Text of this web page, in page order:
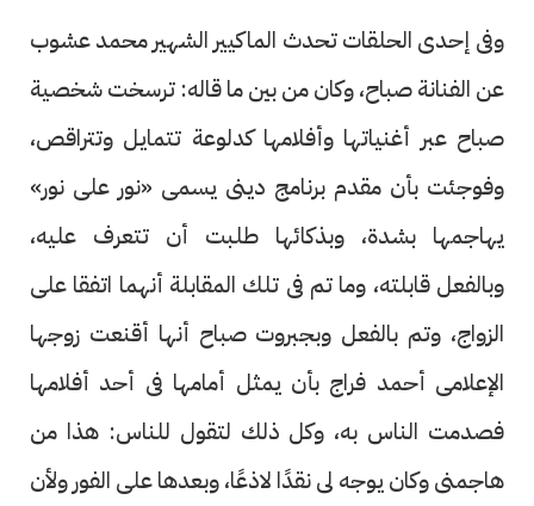
وفى إحدى الحلقات تحدث الماكيير الشهير محمد عشوب
عن الفنانة صباح، وكان من بين ما قاله: ترسخت شخصية
صباح عبر أغنياتها وأفلامها كدلوعة تتمايل وتتراقص،
وفوجئت بأن مقدم برنامج دينى يسمى «نور على نور»
يهاجمها بشدة، وبذكائها طلبت أن تتعرف عليه،
وبالفعل قابلته، وما تم فى تلك المقابلة أنهما اتفقا على
الزواج، وتم بالفعل وبجبروت صباح أنها أقنعت زوجها
الإعلامى أحمد فراج بأن يمثل أمامها فى أحد أفلامها
فصدمت الناس به، وكل ذلك لتقول للناس: هذا من
هاجمنى وكان يوجه لى نقدًا لاذعًا، وبعدها على الفور ولأن